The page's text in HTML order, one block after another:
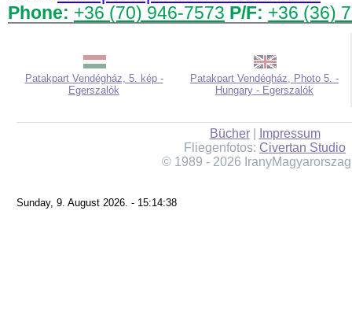
Phone: +36 (70) 946-7573 P/F: +36 (36)
Patakpart Vendégház, 5. kép -
Egerszalók
Patakpart Vendégház, Photo 5. -
Hungary - Egerszalók
Bücher|
Impressum
Fliegenfotos: Civertan Studio
© 1989 - 2026
Sunday, 9. August 2026. - 15:14:38